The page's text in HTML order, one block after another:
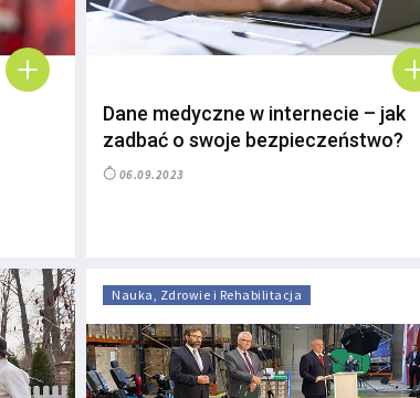
Dane medyczne w internecie – jak
zadbać o swoje bezpieczeństwo?
06.09.2023
Nauka, Zdrowie i Rehabilitacja